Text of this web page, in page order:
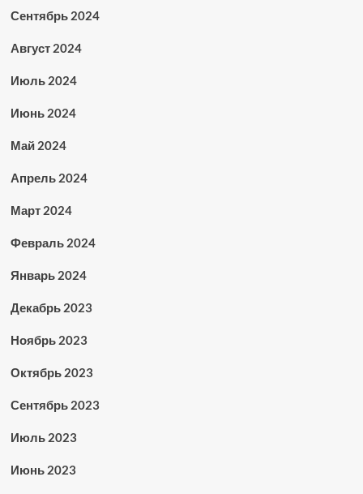
Сентябрь 2024
Август 2024
Июль 2024
Июнь 2024
Май 2024
Апрель 2024
Март 2024
Февраль 2024
Январь 2024
Декабрь 2023
Ноябрь 2023
Октябрь 2023
Сентябрь 2023
Июль 2023
Июнь 2023